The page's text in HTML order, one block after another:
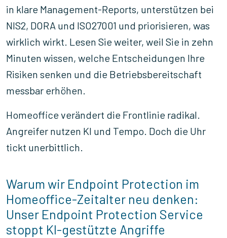
in klare Management-Reports, unterstützen bei
NIS2, DORA und ISO27001 und priorisieren, was
wirklich wirkt. Lesen Sie weiter, weil Sie in zehn
Minuten wissen, welche Entscheidungen Ihre
Risiken senken und die Betriebsbereitschaft
messbar erhöhen.
Homeoffice verändert die Frontlinie radikal.
Angreifer nutzen KI und Tempo. Doch die Uhr
tickt unerbittlich.
Warum wir Endpoint Protection im
Homeoffice-Zeitalter neu denken:
Unser Endpoint Protection Service
stoppt KI-gestützte Angriffe